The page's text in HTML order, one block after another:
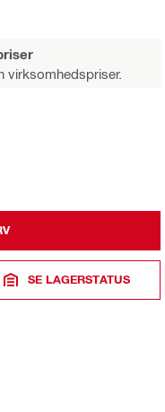
virksomhedspriser.
SE LAGERSTATUS